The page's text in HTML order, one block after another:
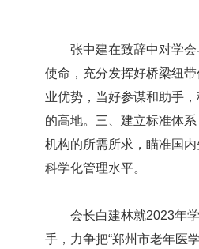
张中建在致辞中对学会
使命，充分发挥好桥梁纽
业优势，当好参谋和助手
的高地。三、建立标准体
机构的所需所求，瞄准国
科学化管理水平。
会长白建林就2023年学
手，力争把“郑州市老年医